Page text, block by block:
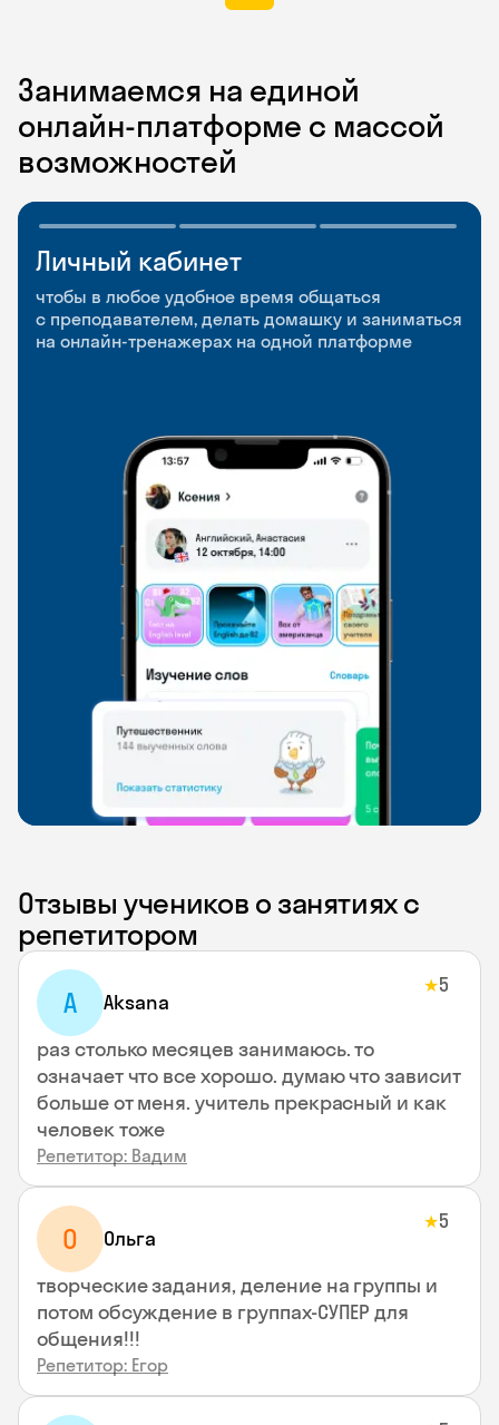
Занимаемся на единой
онлайн-платформе с массой
возможностей
Личный кабинет
чтобы в любое удобное время общаться
с преподавателем, делать домашку и заниматься
на онлайн-тренажерах на одной платформе
Мобильное
приложение
чтобы заниматься и изучать новые слова где
и когда удобно
Разговорные клубы
и Talks
Групповые занятия для разговорной практики
и индивидуальные встречи с преподавателями
Отзывы учеников о занятиях с
репетитором
A Aksana
★5
раз столько месяцев занимаюсь. то
означает что все хорошо. думаю что зависит
больше от меня. учитель прекрасный и как
человек тоже
Репетитор: Вадим
О Ольга
★5
творческие задания, деление на группы и
потом обсуждение в группах-СУПЕР для
общения!!!
Репетитор: Егор